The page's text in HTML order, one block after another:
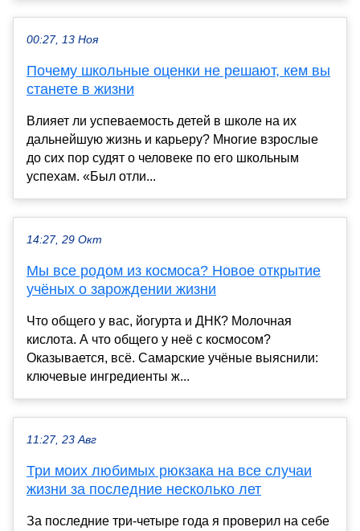
00:27, 13 Ноя
Почему школьные оценки не решают, кем вы
станете в жизни
Влияет ли успеваемость детей в школе на их
дальнейшую жизнь и карьеру? Многие взрослые
до сих пор судят о человеке по его школьным
успехам. «Был отли...
14:27, 29 Окт
Мы все родом из космоса? Новое открытие
учёных о зарождении жизни
Что общего у вас, йогурта и ДНК? Молочная
кислота. А что общего у неё с космосом?
Оказывается, всё. Самарские учёные выяснили:
ключевые ингредиенты ж...
11:27, 23 Авг
Три моих любимых рюкзака на все случаи
жизни за последние несколько лет
За последние три-четыре года я проверил на себе